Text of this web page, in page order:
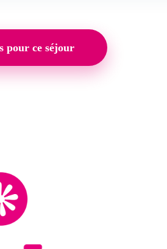
pour ce séjour